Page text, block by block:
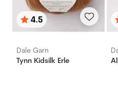
Karakter:
4.5
av 5 mulige
Dale Garn
Tynn Kidsilk Erle